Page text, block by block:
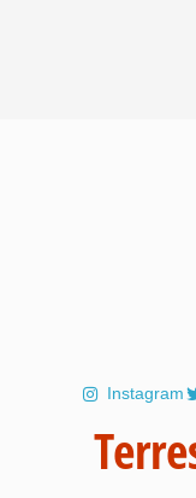
Instagram